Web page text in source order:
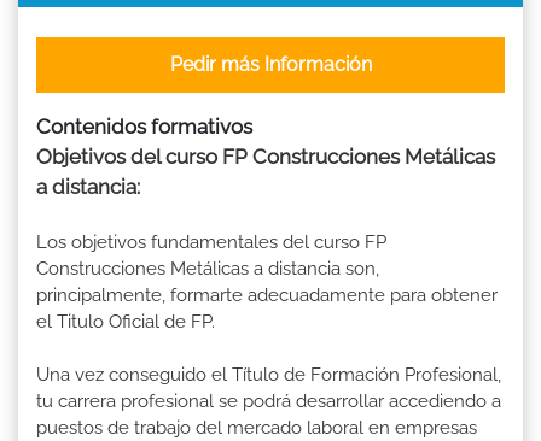
Pedir más Información
Contenidos formativos
Objetivos del curso FP Construcciones Metálicas
a distancia:
Los objetivos fundamentales del curso FP
Construcciones Metálicas a distancia son,
principalmente, formarte adecuadamente para obtener
el Titulo Oficial de FP.
Una vez conseguido el Título de Formación Profesional,
tu carrera profesional se podrá desarrollar accediendo a
puestos de trabajo del mercado laboral en empresas